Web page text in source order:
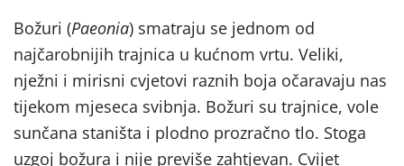
Božuri (Paeonia) smatraju se jednom od
najčarobnijih trajnica u kućnom vrtu. Veliki,
nježni i mirisni cvjetovi raznih boja očaravaju nas
tijekom mjeseca svibnja. Božuri su trajnice, vole
sunčana staništa i plodno prozračno tlo. Stoga
uzgoj božura i nije previše zahtjevan. Cvijet